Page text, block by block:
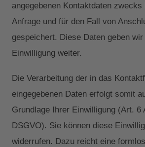
angegebenen Kontaktdaten
Anfrage und für den Fall von
gespeichert. Diese Daten geben
Einwilligung weiter.
Die Verarbeitung der in das
eingegebenen Daten erfolgt somit
Grundlage Ihrer Einwilligung (Art. 6
DSGVO). Sie können diese
widerrufen. Dazu reicht eine